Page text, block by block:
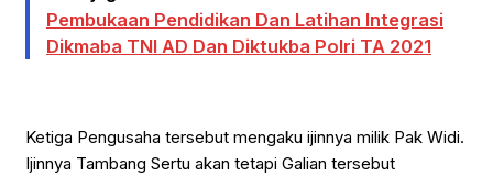
Pembukaan Pendidikan Dan Latihan Integrasi
Dikmaba TNI AD Dan Diktukba Polri TA 2021
Ketiga Pengusaha tersebut mengaku ijinnya milik Pak Widi.
Ijinnya Tambang Sertu akan tetapi Galian tersebut